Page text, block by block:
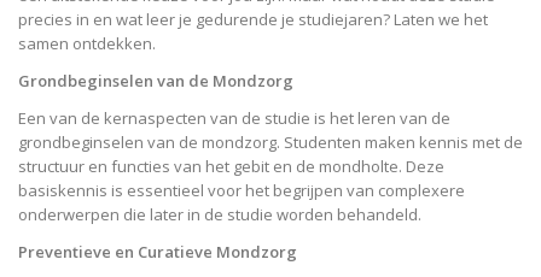
precies in en wat leer je gedurende je studiejaren? Laten we het
samen ontdekken.
Grondbeginselen van de Mondzorg
Een van de kernaspecten van de studie is het leren van de
grondbeginselen van de mondzorg. Studenten maken kennis met de
structuur en functies van het gebit en de mondholte. Deze
basiskennis is essentieel voor het begrijpen van complexere
onderwerpen die later in de studie worden behandeld.
Preventieve en Curatieve Mondzorg